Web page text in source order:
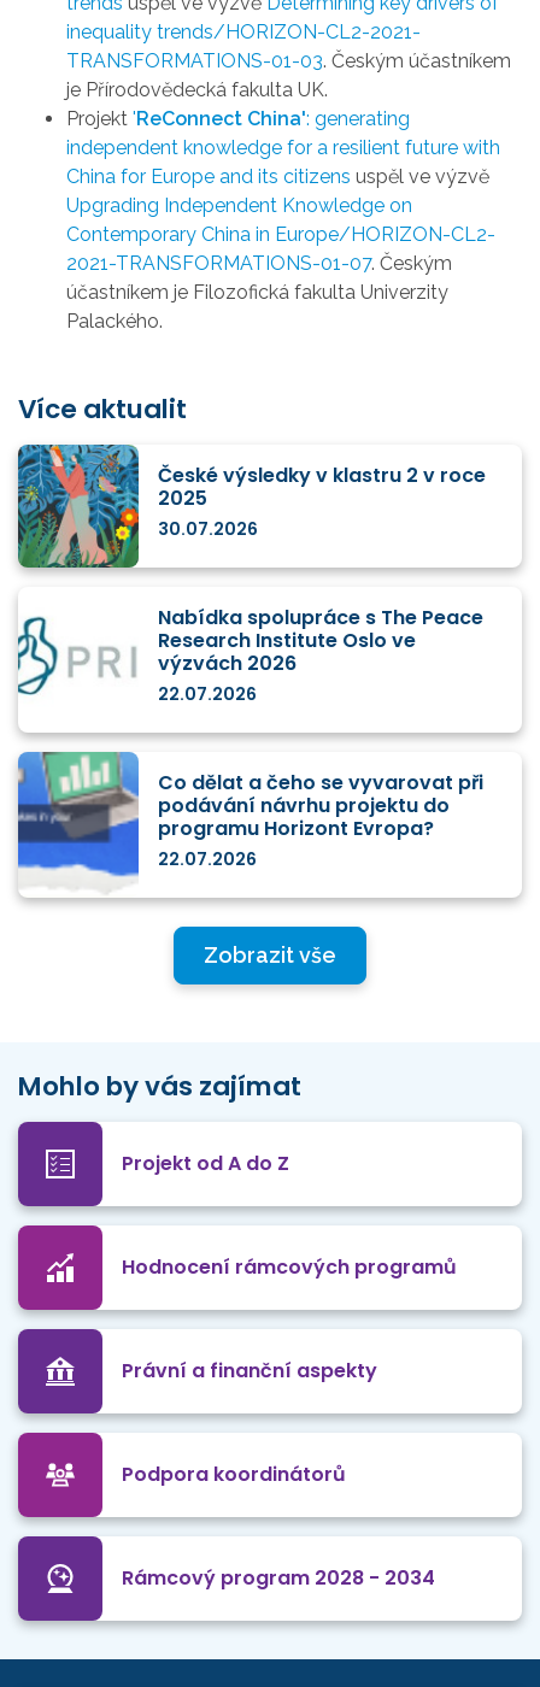
inequality trends/HORIZON-CL2-2021-
TRANSFORMATIONS-01-03. Českým účastníkem
je Přírodovědecká fakulta UK.
Projekt 'ReConnect China': generating
independent knowledge for a resilient future with
China for Europe and its citizens uspěl ve výzvě
Upgrading Independent Knowledge on
Contemporary China in Europe/HORIZON-CL2-
2021-TRANSFORMATIONS-01-07. Českým
účastníkem je Filozofická fakulta Univerzity
Palackého.
Více aktualit
České výsledky v klastru 2 v roce
2025
30.07.2026
Nabídka spolupráce s The Peace
Research Institute Oslo ve
výzvách 2026
22.07.2026
Co dělat a čeho se vyvarovat při
podávání návrhu projektu do
programu Horizont Evropa?
22.07.2026
Zobrazit vše
Mohlo by vás zajímat
Projekt od A do Z
Hodnocení rámcových programů
Právní a finanční aspekty
Podpora koordinátorů
Rámcový program 2028 - 2034